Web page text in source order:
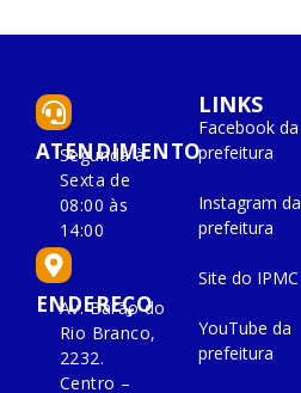
ATENDIMENTO
Segunda à
Sexta de
08:00 às
14:00
ENDEREÇO
Av. Barão do
Rio Branco,
2232.
Centro –
LINKS
Facebook da
prefeitura
Instagram da
prefeitura
Site do IPMC
YouTube da
prefeitura